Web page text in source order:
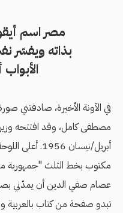
مصر اسم
بذاته ويفسّر
الأبواب
في الآونة الأخيرة، صادفتني
مصطفى كامل، وقد افتتحه
أبريل/نيسان
مكتوب بخط الثلث "جمهورية
عصام صفي الدين أن يمدّني
تبدو صفحة من كتاب بالعربية